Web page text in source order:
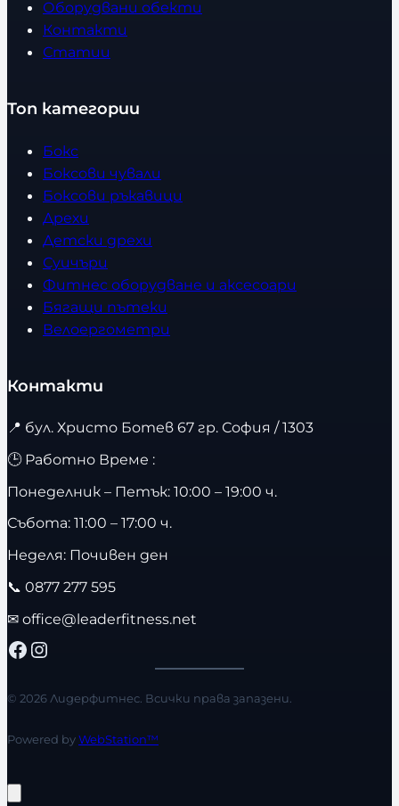
Оборудвани обекти
Контакти
Статии
Топ категории
Бокс
Боксови чували
Боксови ръкавици
Дрехи
Детски дрехи
Суичъри
Фитнес оборудване и аксесоари
Бягащи пътеки
Велоергометри
Контакти
📍 бул. Христо Ботев 67 гр. София / 1303
🕒 Работно Време :
Понеделник – Петък: 10:00 – 19:00 ч.
Събота: 11:00 – 17:00 ч.
Неделя: Почивен ден
📞 0877 277 595
✉ office@leaderfitness.net
Facebook Instagram
© 2026 Лидерфитнес. Всички права запазени.
Powered byWebStation™